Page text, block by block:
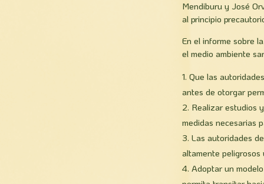
Mendiburu y José
al principio
En el informe sobre
el medio ambiente
Que las
antes de otorgar
Realizar estudios
medidas necesarias
Las autoridades
altamente
Adoptar un